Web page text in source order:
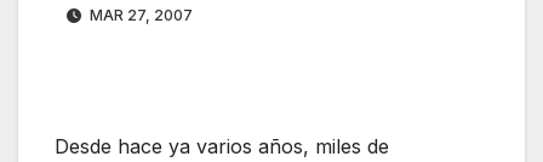
MAR 27, 2007
Desde hace ya varios años, miles de